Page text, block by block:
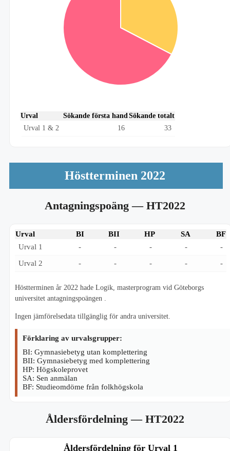
Urval Sökande första hand Sökande totalt
Urval 1 & 2
16 33
Höstterminen 2022
Antagningspoäng— HT2022
Urval BI BII HP SA
BF
Urval 1
- - - -
-
Urval 2
- - - - -
Höstterminen år 2022 hade Logik, masterprogram vid Göteborgs
universitet antagningspoängen .
Ingen jämförelsedata tillgänglig för andra universitet.
Förklaring av urvalsgrupper:
BI: Gymnasiebetyg utan komplettering
BII: Gymnasiebetyg med komplettering
HP: Högskoleprovet
SA: Sen anmälan
BF: Studieomdöme från folkhögskola
Åldersfördelning— HT2022
Åldersfördelning för Urval 1